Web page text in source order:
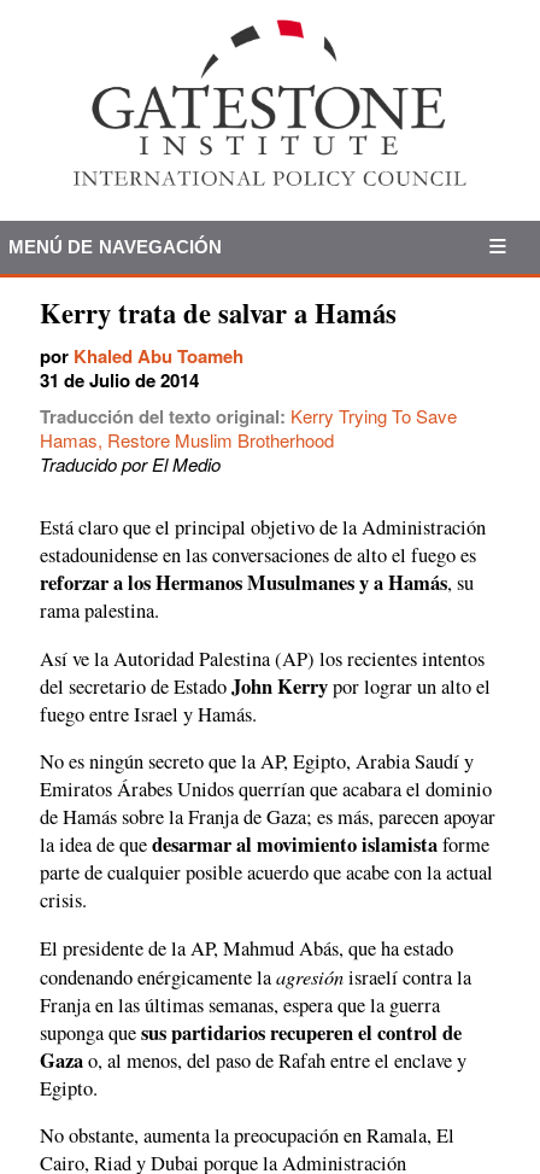
MENÚ DE NAVEGACIÓN
Kerry trata de salvar a Hamás
por Khaled Abu Toameh
31 de Julio de 2014
Traducción del texto original: Kerry Trying To Save
Hamas, Restore Muslim Brotherhood
Traducido por El Medio
Está claro que el principal objetivo de la Administración
estadounidense en las conversaciones de alto el fuego es
reforzar a los Hermanos Musulmanes y a Hamás, su
rama palestina.
Así ve la Autoridad Palestina (AP) los recientes intentos
del secretario de EstadoJohn Kerrypor lograr un alto el
fuego entre Israel y Hamás.
No es ningún secreto que la AP, Egipto, Arabia Saudí y
Emiratos Árabes Unidos querrían que acabara el dominio
de Hamás sobre la Franja de Gaza; es más, parecen apoyar
la idea de quedesarmar al movimiento islamistaforme
parte de cualquier posible acuerdo que acabe con la actual
crisis.
El presidente de la AP, Mahmud Abás, que ha estado
condenando enérgicamente laagresiónisraelí contra la
Franja en las últimas semanas, espera que la guerra
suponga quesus partidarios recuperen el control de
Gazao, al menos, del paso de Rafah entre el enclave y
Egipto.
No obstante, aumenta la preocupación en Ramala, El
Cairo, Riad y Dubai porque la Administración